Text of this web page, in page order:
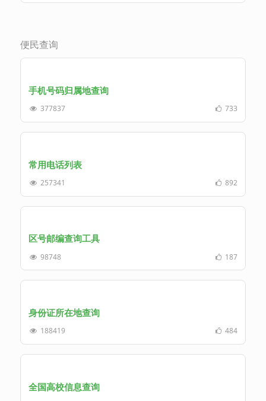
便民查询
手机号码归属地查询
377837 733
常用电话列表
257341 892
区号邮编查询工具
98748 187
身份证所在地查询
188419 484
全国高校信息查询